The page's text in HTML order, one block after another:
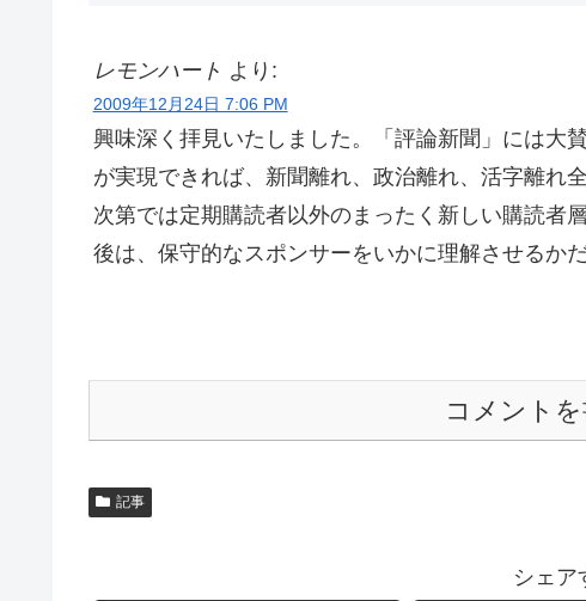
レモンハート より:
2009年12月24日 7:06 PM
興味深く拝見いたしました。「評論新聞」には大
が実現できれば、新聞離れ、政治離れ、活字離れ
次第では定期購読者以外のまったく新しい購読者
後は、保守的なスポンサーをいかに理解させるかだ
コメント
記事
シェア